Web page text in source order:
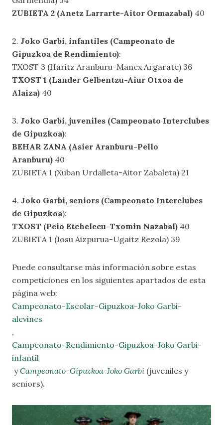
ZUBIETA 2 (Anetz Larrarte-Aitor Ormazabal) 40
2. Joko Garbi, infantiles (Campeonato de
Gipuzkoa de Rendimiento):
TXOST 3 (Haritz Aranburu-Manex Argarate) 36
TXOST 1 (Lander Gelbentzu-Aiur Otxoa de
Alaiza) 40
3. Joko Garbi, juveniles (Campeonato Interclubes
de Gipuzkoa):
BEHAR ZANA (Asier Aranburu-Pello
Aranburu) 40
ZUBIETA 1 (Xuban Urdalleta-Aitor Zabaleta) 21
4. Joko Garbi, seniors (Campeonato Interclubes
de Gipuzkoa):
TXOST (Peio Etchelecu-Txomin Nazabal) 40
ZUBIETA 1 (Josu Aizpurua-Ugaitz Rezola) 39
Puede consultarse más información sobre estas
competiciones en los siguientes apartados de esta
página web:
Campeonato-Escolar-Gipuzkoa-Joko Garbi-
alevines
,
Campeonato-Rendimiento-Gipuzkoa-Joko Garbi-
infantil
yCampeonato-Gipuzkoa-Joko Garbi (juveniles y
seniors).